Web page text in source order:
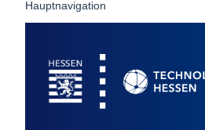
Hauptnavigation
Startseite